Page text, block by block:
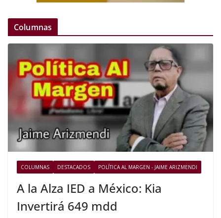
Columnas
COLUMNAS DESTACADOS POLÍTICA AL MARGEN - JAIME ARIZMENDI
A la Alza IED a México: Kia
Invertirá 649 mdd